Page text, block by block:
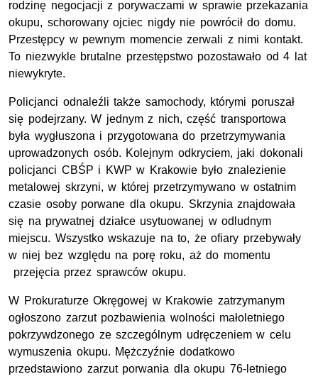
rodzinę negocjacji z porywaczami w sprawie przekazania
okupu, schorowany ojciec nigdy nie powrócił do domu.
Przestępcy w pewnym momencie zerwali z nimi kontakt.
To niezwykle brutalne przestępstwo pozostawało od 4 lat
niewykryte.
Policjanci odnaleźli także samochody, którymi poruszał
się podejrzany. W jednym z nich, część transportowa
była wygłuszona i przygotowana do przetrzymywania
uprowadzonych osób. Kolejnym odkryciem, jaki dokonali
policjanci CBŚP i KWP w Krakowie było znalezienie
metalowej skrzyni, w której przetrzymywano w ostatnim
czasie osoby porwane dla okupu. Skrzynia znajdowała
się na prywatnej działce usytuowanej w odludnym
miejscu. Wszystko wskazuje na to, że ofiary przebywały
w niej bez względu na porę roku, aż do momentu
przejęcia przez sprawców okupu.
W Prokuraturze Okręgowej w Krakowie zatrzymanym
ogłoszono zarzut pozbawienia wolności małoletniego
pokrzywdzonego ze szczególnym udręczeniem w celu
wymuszenia okupu. Mężczyźnie dodatkowo
przedstawiono zarzut porwania dla okupu 76-letniego